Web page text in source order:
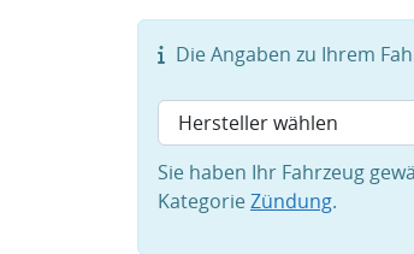
Die Angaben zu Ihrem
Sie haben Ihr Fahrzeug
KategorieZündung.